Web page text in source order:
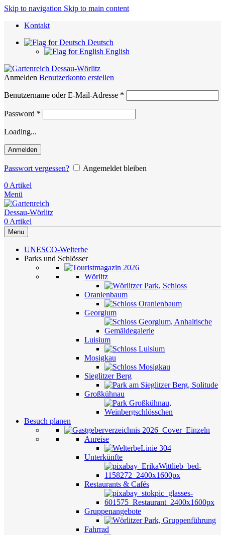
Skip to navigation Skip to main content
Kontakt
Deutsch
English
Anmelden Benutzerkonto erstellen
Benutzername oder E-Mail-Adresse *
Password *
Loading...
Anmelden
Passwort vergessen?
Angemeldet bleiben
0 Artikel
Menü
0 Artikel
Menu
UNESCO-Welterbe
Parks und Schlösser
Wörlitz
Oranienbaum
Georgium
Luisium
Mosigkau
Sieglitzer Berg
Großkühnau
Besuch planen
Anreise
Unterkünfte
Restaurants & Cafés
Gruppenangebote
Fahrrad